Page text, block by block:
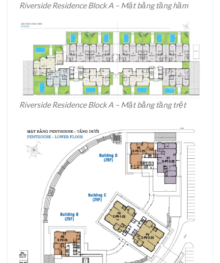
Riverside Residence Block A – Mặt bằng tầng hầm
Riverside Residence Block A – Mặt bằng tầng trệt